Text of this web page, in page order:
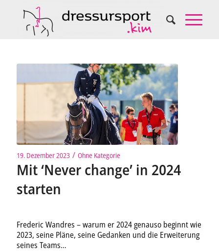
19. Dezember 2023 / Ohne Kategorie
Mit ‘Never change’ in 2024
starten
Frederic Wandres – warum er 2024 genauso beginnt wie
2023, seine Pläne, seine Gedanken und die Erweiterung
seines Teams…